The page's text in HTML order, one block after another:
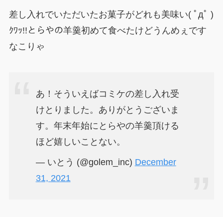
差し入れでいただいたお菓子がどれも美味い( ﾟдﾟ )
ｸﾜｯ!!とらやの羊羹初めて食べたけどうんめぇです
なこりゃ
あ！そういえばコミケの差し入れ受
けとりました。ありがとうございま
す。年末年始にとらやの羊羹頂ける
ほど嬉しいことない。
— いとう (@golem_inc) December
31, 2021